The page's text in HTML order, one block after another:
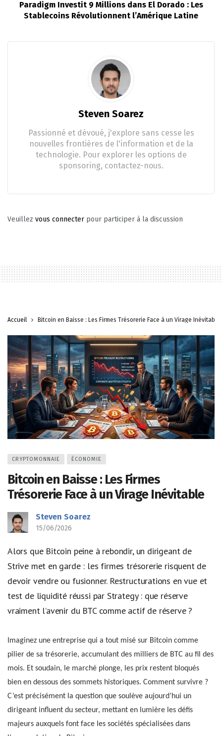
Paradigm Investit 9 Millions dans El Dorado : Les
Stablecoins Révolutionnent l’Amérique Latine
Steven Soarez
Passionné et dévoué, j'explore sans cesse les
nouvelles frontières de l'information et de la
technologie. Pour explorer les options de
sponsoring, contactez-nous.
Veuillez vous connecter pour participer à la discussion
Accueil Bitcoin en Baisse : Les Firmes Trésorerie Face à un Virage Inévitable
CRYPTOMONNAIE ÉCONOMIE
Bitcoin en Baisse : Les Firmes
Trésorerie Face à un Virage Inévitable
Steven Soarez
15/06/2026
Alors que Bitcoin peine à rebondir, un dirigeant de
Strive met en garde : les firmes trésorerie risquent de
devoir vendre ou fusionner. Restructurations en vue et
test de liquidité réussi par Strategy : que réserve
vraiment l’avenir du BTC comme actif de réserve ?
Imaginez une entreprise qui a tout misé sur Bitcoin comme
pilier de sa trésorerie, accumulant des milliers de BTC au fil des
mois. Et soudain, le marché plonge, les prix restent bloqués
bien en dessous des sommets historiques. Comment survivre ?
C’est précisément la question que soulève aujourd’hui un
dirigeant influent du secteur, mettant en lumière les défis
majeurs auxquels font face les sociétés spécialisées dans